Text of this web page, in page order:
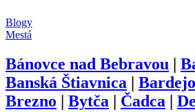
Blogy
Mestá
Bánovce nad Bebravou |
Banská Štiavnica |
Brezno | Bytča | Čadca |